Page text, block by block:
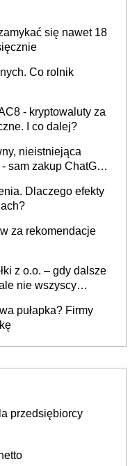
się nawet 18
Co rolnik
- kryptowaluty za
I co dalej?
nieistniejąca
sam zakup ChatGPT
Dlaczego efekty
za rekomendacje
z o.o. – gdy dalsze
nie wszyscy
pułapka? Firmy
przedsiębiorcy